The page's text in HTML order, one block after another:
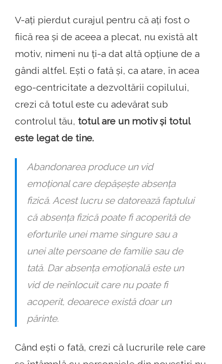
V-ați pierdut curajul pentru că ați fost o
fiică rea și de aceea a plecat, nu există alt
motiv, nimeni nu ți-a dat altă opțiune de a
gândi altfel. Ești o fată și, ca atare, în acea
ego-centricitate a dezvoltării copilului,
crezi că totul este cu adevărat sub
controlul tău, totul are un motiv și totul
este legat de tine.
Abandonarea produce un vid
emoțional care depășește absența
fizică. Acest lucru se datorează faptului
că absența fizică poate fi acoperită de
eforturile unei mame singure sau a
unei alte persoane de familie sau de
tată. Dar absența emoțională este un
vid de neînlocuit care nu poate fi
acoperit, deoarece există doar un
părinte.
Când ești o fată, crezi că lucrurile rele care